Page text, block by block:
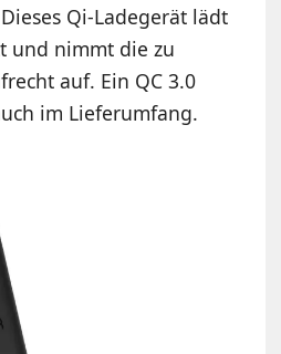
Qi-Ladegerät lädt
und nimmt die zu
auf. Ein QC 3.0
im Lieferumfang.